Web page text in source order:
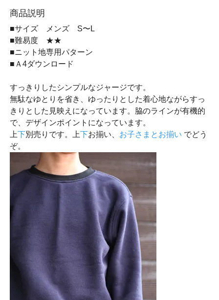
商品説明
■サイズ メンズ S〜L
■難易度 ★★
■ニット地専用パターン
■Ａ4ダウンロード
すっきりしたシンプルなジャージです。
無駄なゆとりを省き、ゆったりとした着心地ながらすっ
きりとした見映えになっています。脇のラインが有機的
で、デザインポイントになっています。
上下別売りです。上下お揃い、 お子さまとお揃い でどう
ぞ。